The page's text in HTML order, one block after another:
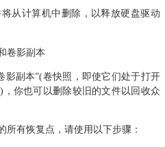
计算机中删除，以释放硬盘驱动
卷影副本
副本”(卷快照，即使它们处于打开
你也可以删除较旧的文件以回收众
有恢复点，请使用以下步骤：